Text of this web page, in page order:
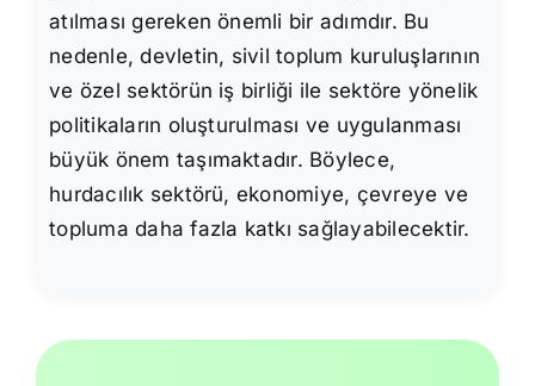
atılması gereken önemli bir adımdır. Bu
nedenle, devletin, sivil toplum kuruluşlarının
ve özel sektörün iş birliği ile sektöre yönelik
politikaların oluşturulması ve uygulanması
büyük önem taşımaktadır. Böylece,
hurdacılık sektörü, ekonomiye, çevreye ve
topluma daha fazla katkı sağlayabilecektir.